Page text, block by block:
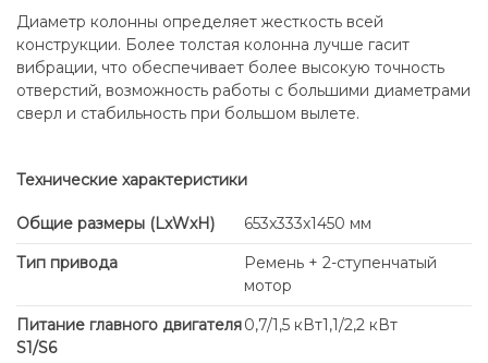
Диаметр колонны определяет жесткость всей
конструкции. Более толстая колонна лучше гасит
вибрации, что обеспечивает более высокую точность
отверстий, возможность работы с большими диаметрами
сверл и стабильность при большом вылете.
Технические характеристики
Общие размеры (LxWxH)
653x333x1450 мм
Тип привода
Ремень + 2-ступенчатый
мотор
Питание главного двигателя
S1/S6
0,7/1,5 кВт1,1/2,2 кВт